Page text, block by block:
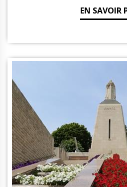
EN SAVOIR